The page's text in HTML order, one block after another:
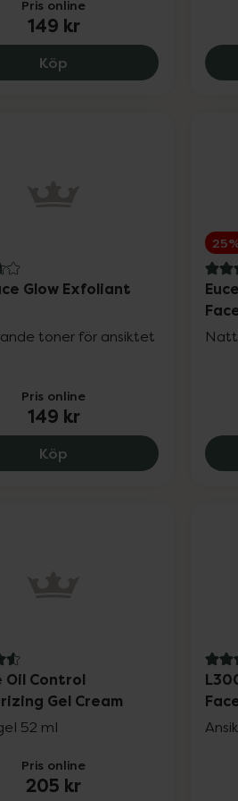
Hydrogel Eye patch, 250 kr.
Pris online
149 kr
Köp CeraVe Foaming
Glass Glow Hydrogel Mask,
i omdöme
Glow Exfoliant
toner för ansiktet
Pris online
149 kr
Köp ACO Face Glow
4.4
i omdöme
Oil Control
Gel Cream
52 ml
Pris online
205 kr
4.7